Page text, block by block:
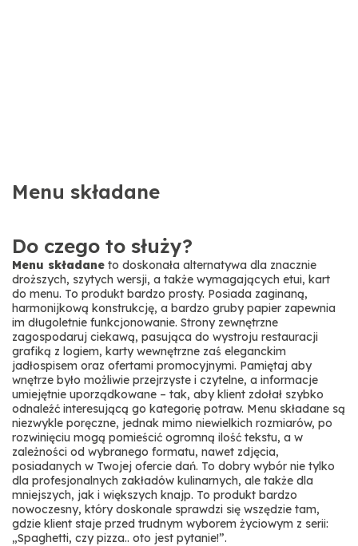
Menu składane
Do czego to służy?
Menu składane to doskonała alternatywa dla znacznie
droższych, szytych wersji, a także wymagających etui, kart
do menu. To produkt bardzo prosty. Posiada zaginaną,
harmonijkową konstrukcję, a bardzo gruby papier zapewnia
im długoletnie funkcjonowanie. Strony zewnętrzne
zagospodaruj ciekawą, pasująca do wystroju restauracji
grafiką z logiem, karty wewnętrzne zaś eleganckim
jadłospisem oraz ofertami promocyjnymi. Pamiętaj aby
wnętrze było możliwie przejrzyste i czytelne, a informacje
umiejętnie uporządkowane – tak, aby klient zdołał szybko
odnaleźć interesującą go kategorię potraw. Menu składane są
niezwykle poręczne, jednak mimo niewielkich rozmiarów, po
rozwinięciu mogą pomieścić ogromną ilość tekstu, a w
zależności od wybranego formatu, nawet zdjęcia,
posiadanych w Twojej ofercie dań. To dobry wybór nie tylko
dla profesjonalnych zakładów kulinarnych, ale także dla
mniejszych, jak i większych knajp. To produkt bardzo
nowoczesny, który doskonale sprawdzi się wszędzie tam,
gdzie klient staje przed trudnym wyborem życiowym z serii:
„Spaghetti, czy pizza.. oto jest pytanie!”.